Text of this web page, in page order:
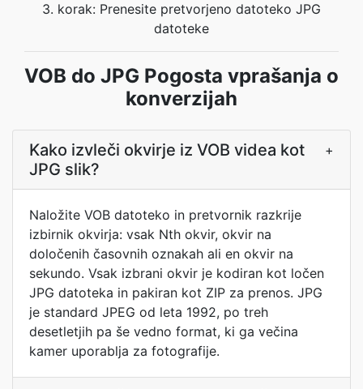
3. korak: Prenesite pretvorjeno datoteko JPG
datoteke
VOB do JPG Pogosta vprašanja o
konverzijah
Kako izvleči okvirje iz VOB videa kot
JPG slik?
+
Naložite VOB datoteko in pretvornik razkrije
izbirnik okvirja: vsak Nth okvir, okvir na
določenih časovnih oznakah ali en okvir na
sekundo. Vsak izbrani okvir je kodiran kot ločen
JPG datoteka in pakiran kot ZIP za prenos. JPG
je standard JPEG od leta 1992, po treh
desetletjih pa še vedno format, ki ga večina
kamer uporablja za fotografije.